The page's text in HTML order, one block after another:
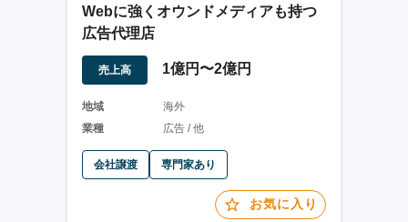
Webに強くオウンドメディアも持つ
広告代理店
売上高 1億円〜2億円
地域
海外
業種
広告 / 他
会社譲渡 専門家あり
お気に入り